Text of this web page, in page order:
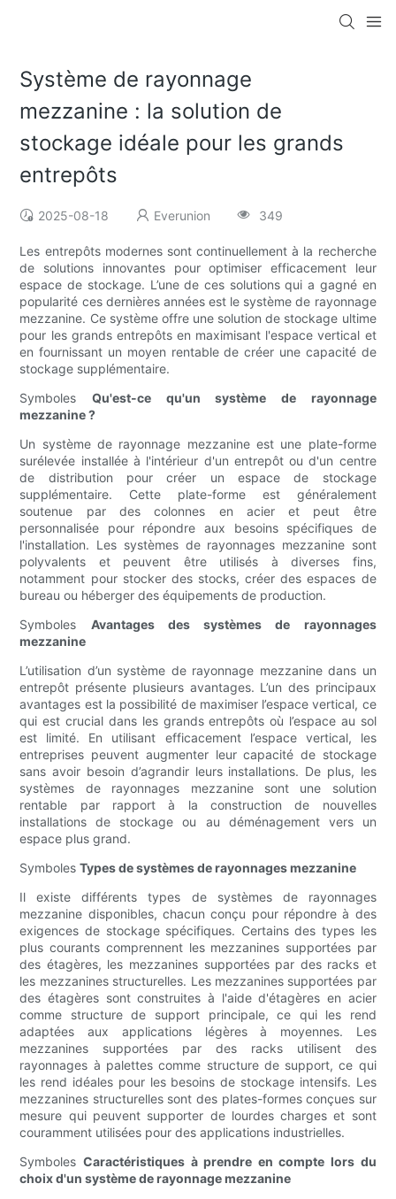
Système de rayonnage
mezzanine : la solution de
stockage idéale pour les grands
entrepôts
2025-08-18 Everunion 349
Les entrepôts modernes sont continuellement à la recherche
de solutions innovantes pour optimiser efficacement leur
espace de stockage. L’une de ces solutions qui a gagné en
popularité ces dernières années est le système de rayonnage
mezzanine. Ce système offre une solution de stockage ultime
pour les grands entrepôts en maximisant l'espace vertical et
en fournissant un moyen rentable de créer une capacité de
stockage supplémentaire.
SymbolesQu'est-ce qu'un système de rayonnage
mezzanine ?
Un système de rayonnage mezzanine est une plate-forme
surélevée installée à l'intérieur d'un entrepôt ou d'un centre
de distribution pour créer un espace de stockage
supplémentaire. Cette plate-forme est généralement
soutenue par des colonnes en acier et peut être
personnalisée pour répondre aux besoins spécifiques de
l'installation. Les systèmes de rayonnages mezzanine sont
polyvalents et peuvent être utilisés à diverses fins,
notamment pour stocker des stocks, créer des espaces de
bureau ou héberger des équipements de production.
Symboles Avantages des systèmes de rayonnages
mezzanine
L’utilisation d’un système de rayonnage mezzanine dans un
entrepôt présente plusieurs avantages. L’un des principaux
avantages est la possibilité de maximiser l’espace vertical, ce
qui est crucial dans les grands entrepôts où l’espace au sol
est limité. En utilisant efficacement l’espace vertical, les
entreprises peuvent augmenter leur capacité de stockage
sans avoir besoin d’agrandir leurs installations. De plus, les
systèmes de rayonnages mezzanine sont une solution
rentable par rapport à la construction de nouvelles
installations de stockage ou au déménagement vers un
espace plus grand.
SymbolesTypes de systèmes de rayonnages mezzanine
Il existe différents types de systèmes de rayonnages
mezzanine disponibles, chacun conçu pour répondre à des
exigences de stockage spécifiques. Certains des types les
plus courants comprennent les mezzanines supportées par
des étagères, les mezzanines supportées par des racks et
les mezzanines structurelles. Les mezzanines supportées par
des étagères sont construites à l'aide d'étagères en acier
comme structure de support principale, ce qui les rend
adaptées aux applications légères à moyennes. Les
mezzanines supportées par des racks utilisent des
rayonnages à palettes comme structure de support, ce qui
les rend idéales pour les besoins de stockage intensifs. Les
mezzanines structurelles sont des plates-formes conçues sur
mesure qui peuvent supporter de lourdes charges et sont
couramment utilisées pour des applications industrielles.
Symboles Caractéristiques à prendre en compte lors du
choix d'un système de rayonnage mezzanine